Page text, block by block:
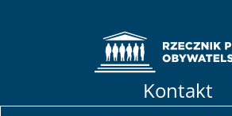
Kontakt